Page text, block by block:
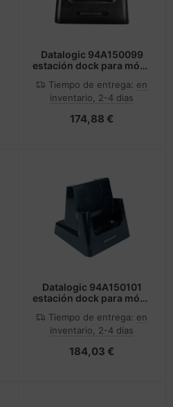
Datalogic 94A150099
estación dock para móvil
Tiempo de entrega: en
inventario, 2-4 dias
174,88 €
Datalogic 94A150101
estación dock para móvil
Tiempo de entrega: en
inventario, 2-4 dias
184,03 €